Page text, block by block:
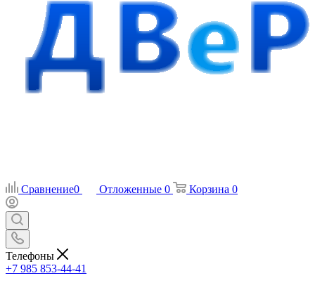
Сравнение0 Отложенные 0 Корзина 0
Телефоны
+7 985 853-44-41